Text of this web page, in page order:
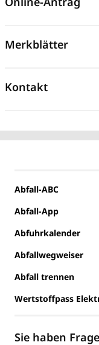
Merkblätter
Kontakt
Abfall-ABC
Abfall-App
Abfuhrkalender
Abfallwegweiser
Abfall trennen
Wertstoffpass
Sie haben